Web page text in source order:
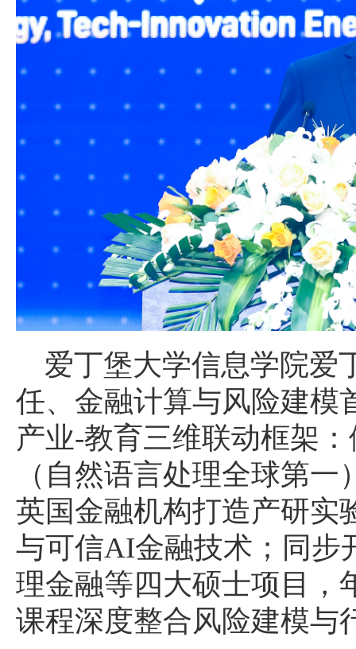
爱丁堡大学信息学院爱
任、金融计算与风险建模
产业-教育三维联动框架
（自然语言处理全球第一
英国金融机构打造产研实
与可信AI金融技术；同步
理金融等四大硕士项目，
课程深度整合风险建模与